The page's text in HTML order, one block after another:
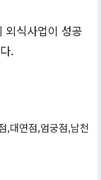
외식사업이 성공
.
,대연점,엄궁점,남천